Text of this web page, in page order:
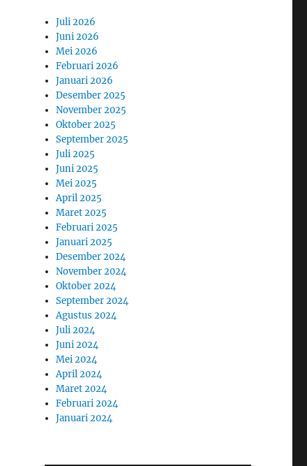
Juli 2026
Juni 2026
Mei 2026
Februari 2026
Januari 2026
Desember 2025
November 2025
Oktober 2025
September 2025
Juli 2025
Juni 2025
Mei 2025
April 2025
Maret 2025
Februari 2025
Januari 2025
Desember 2024
November 2024
Oktober 2024
September 2024
Agustus 2024
Juli 2024
Juni 2024
Mei 2024
April 2024
Maret 2024
Februari 2024
Januari 2024